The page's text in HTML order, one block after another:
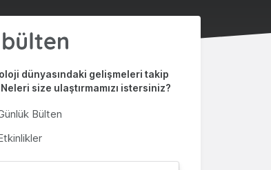
dünyasındaki gelişmeleri takip
size ulaştırmamızı istersiniz?
Bülten